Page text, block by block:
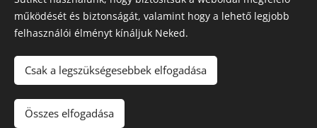
Telefonszám: +36-20-235-9758
működését és biztonságát, valamint hogy a lehető legjobb
felhasználói élményt kínáljuk Neked.
Csak a legszükségesebbek elfogadása
Összes elfogadása